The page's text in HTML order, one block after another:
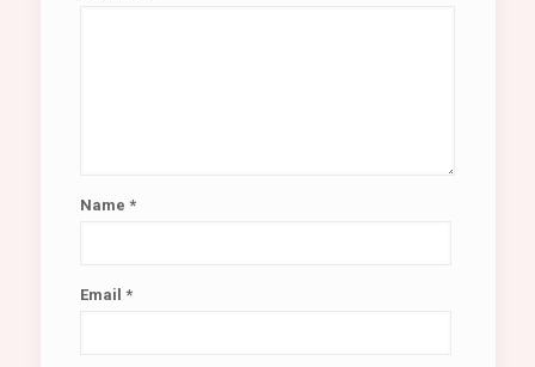
Name *
Email *